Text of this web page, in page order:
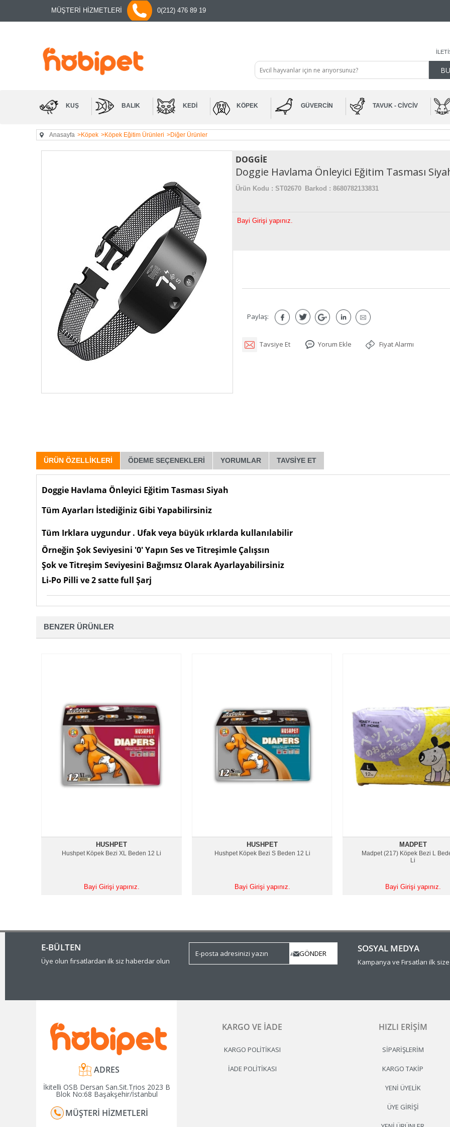
MÜŞTERİ HİZMETLERİ 0(212) 476 89 19
KUŞ BALIK KEDI KÖPEK GÜVERCIN TAVUK - CIVCIV
Anasayfa >Köpek >Köpek Eğitim Ürünleri >Diğer Ürünler
DOGGIE
Doggie Havlama Önleyici Eğitim Tasması
Ürün Kodu : ST02670 Barkod : 8680782133831
Bayi Girişi yapınız.
Paylaş:
Tavsiye Et Yorum Ekle Fiyat Alarmı
ÜRÜN ÖZELLIKLERI ÖDEME SEÇENEKLERI YORUMLAR TAVSIYE ET
Doggie Havlama Önleyici Eğitim Tasması Siyah
Tüm Ayarları İstediğiniz Gibi Yapabilirsiniz
Tüm Irklara uygundur . Ufak veya büyük ırklarda kullanılabilir
Örneğin Şok Seviyesini '0' Yapın Ses ve Titreşimle Çalışsın
Şok ve Titreşim Seviyesini Bağımsız Olarak Ayarlayabilirsiniz
Li-Po Pilli ve 2 satte full Şarj
BENZER ÜRÜNLER
HUSHPET
Hushpet Köpek Bezi XL Beden 12 Li
Bayi Girişi yapınız.
HUSHPET
Hushpet Köpek Bezi S Beden 12 Li
Bayi Girişi yapınız.
MADPET
Madpet (217) Köpek Bezi L
Li
Bayi Girişi yapınız.
E-BÜLTEN
Üye olun fırsatlardan ilk siz haberdar olun
SOSYAL MEDYA
Kampanya ve Fırsatları ilk
ADRES
İkitelli OSB Dersan San.Sit.Trios 2023 B
Blok No:68 Başakşehir/İstanbul
MÜŞTERI HIZMETLERI
KARGO VE İADE
KARGO POLITIKASI
İADE POLITIKASI
HIZLI ERIŞIM
SIPARIŞLERIM
KARGO TAKIP
YENI ÜYELIK
ÜYE GIRIŞI